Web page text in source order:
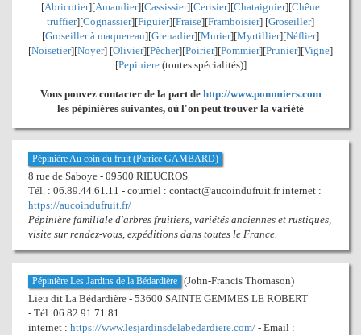
[Abricotier][Amandier][Cassissier][Cerisier][Chataignier][Chêne
truffier][Cognassier][Figuier][Fraise][Framboisier] [Groseiller]
[Groseiller à maquereau][Grenadier][Murier][Myrtillier][Néflier]
[Noisetier][Noyer] [Olivier][Pêcher][Poirier][Pommier][Prunier][Vigne]
[Pepiniere(toutes spécialités)]
Vous pouvez contacter de la part de http://www.pommiers.com
les pépinières suivantes, où l'on peut trouver la variété
Pépinière Au coin du fruit (Patrice GAMBARD)
8 rue de Saboye - 09500 RIEUCROS
Tél. : 06.89.44.61.11 - courriel : contact@aucoindufruit.fr internet :
https://aucoindufruit.fr/
Pépinière familiale d'arbres fruitiers, variétés anciennes et rustiques,
visite sur rendez-vous, expéditions dans toutes le France.
Pépinière Les Jardins de la Bédardière (John-Francis Thomason)
Lieu dit La Bédardière - 53600 SAINTE GEMMES LE ROBERT
- Tél. 06.82.91.71.81
internet : https://www.lesjardinsdelabedardiere.com/ - Email :